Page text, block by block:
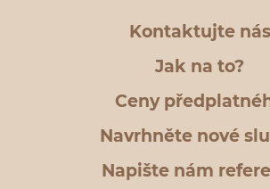
Kontaktujte nás
Jak na to?
Ceny
Navrhněte nové
Napište nám